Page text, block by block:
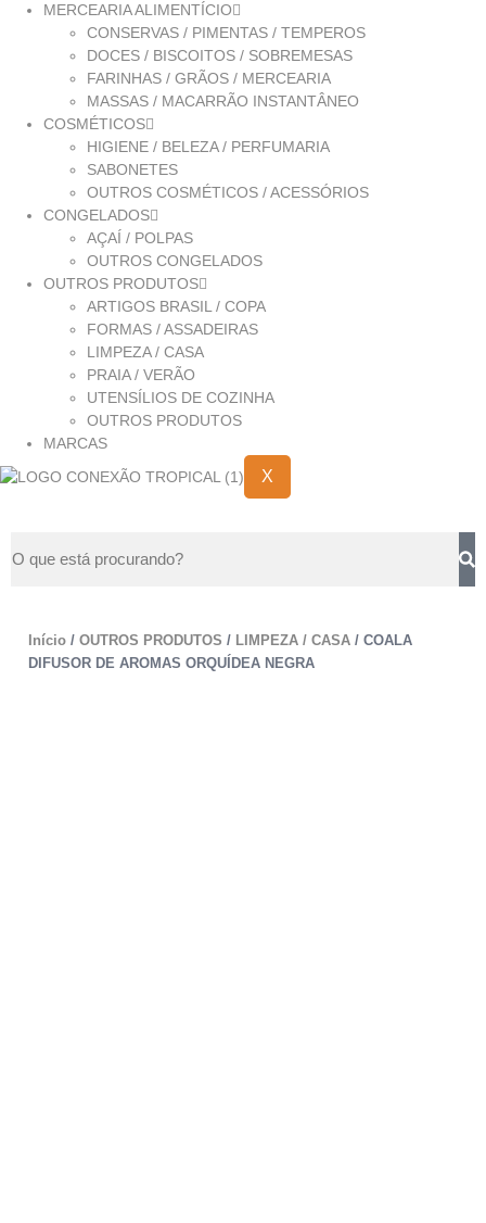
MERCEARIA ALIMENTÍCIO
CONSERVAS / PIMENTAS / TEMPEROS
DOCES / BISCOITOS / SOBREMESAS
FARINHAS / GRÃOS / MERCEARIA
MASSAS / MACARRÃO INSTANTÂNEO
COSMÉTICOS
HIGIENE / BELEZA / PERFUMARIA
SABONETES
OUTROS COSMÉTICOS / ACESSÓRIOS
CONGELADOS
AÇAÍ / POLPAS
OUTROS CONGELADOS
OUTROS PRODUTOS
ARTIGOS BRASIL / COPA
FORMAS / ASSADEIRAS
LIMPEZA / CASA
PRAIA / VERÃO
UTENSÍLIOS DE COZINHA
OUTROS PRODUTOS
MARCAS
X
Início / OUTROS PRODUTOS / LIMPEZA / CASA / COALA
DIFUSOR DE AROMAS ORQUÍDEA NEGRA